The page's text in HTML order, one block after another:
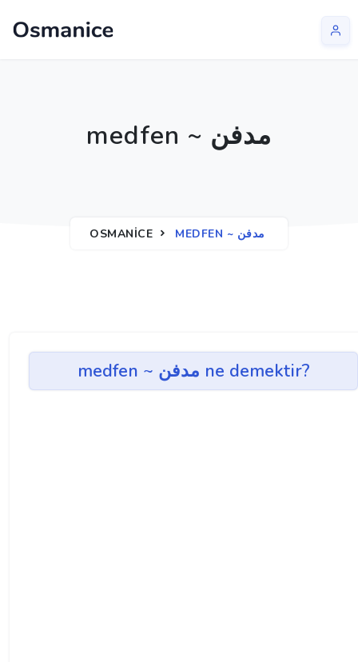
medfen ~ مدفن
OSMANICE MEDFEN ~ مدفن
medfen ~ مدفن ne demektir?